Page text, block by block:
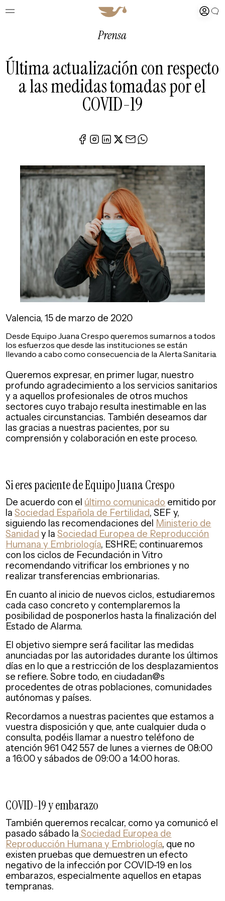
Prensa
Última actualización con respecto
a las medidas tomadas por el
COVID-19
Valencia, 15 de marzo de 2020
Desde Equipo Juana Crespo queremos sumarnos a todos
los esfuerzos que desde las instituciones se están
llevando a cabo como consecuencia de la Alerta Sanitaria.
Queremos expresar, en primer lugar, nuestro
profundo agradecimiento a los servicios sanitarios
y a aquellos profesionales de otros muchos
sectores cuyo trabajo resulta inestimable en las
actuales circunstancias. También deseamos dar
las gracias a nuestras pacientes, por su
comprensión y colaboración en este proceso.
Si eres paciente de Equipo Juana Crespo
De acuerdo con el último comunicado emitido por
laSociedad Española de Fertilidad, SEF y,
siguiendo las recomendaciones del Ministerio de
Sanidad y laSociedad Europea de Reproducción
Humana y Embriología, ESHRE; continuaremos
con los ciclos de Fecundación in Vitro
recomendando vitrificar los embriones y no
realizar transferencias embrionarias.
En cuanto al inicio de nuevos ciclos, estudiaremos
cada caso concreto y contemplaremos la
posibilidad de posponerlos hasta la finalización del
Estado de Alarma.
El objetivo siempre será facilitar las medidas
anunciadas por las autoridades durante los últimos
días en lo que a restricción de los desplazamientos
se refiere. Sobre todo, en ciudadan@s
procedentes de otras poblaciones, comunidades
autónomas y países.
Recordamos a nuestras pacientes que estamos a
vuestra disposición y que, ante cualquier duda o
consulta, podéis llamar a nuestro teléfono de
atención 961 042 557 de lunes a viernes de 08:00
a 16:00 y sábados de 09:00 a 14:00 horas.
COVID-19 y embarazo
También queremos recalcar, como ya comunicó el
pasado sábado la Sociedad Europea de
Reproducción Humana y Embriología, que no
existen pruebas que demuestren un efecto
negativo de la infección por COVID-19 en los
embarazos, especialmente aquellos en etapas
tempranas.